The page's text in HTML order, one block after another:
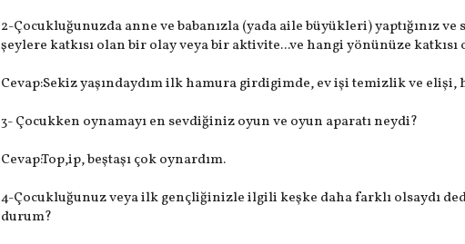
2-Çocukluğunuzda anne ve babanızla (yada aile büyükleri) yaptığınız ve
şeylere katkısı olan bir olay veya bir aktivite...ve hangi yönünüze katkısı
Cevap:Sekiz yaşındaydım ilk hamura girdigimde, ev işi temizlik ve elişi,
3- Çocukken oynamayı en sevdiğiniz oyun ve oyun aparatı neydi?
Cevap:Top,ip, beştaşı çok oynardım.
4-Çocukluğunuz veya ilk gençliğinizle ilgili keşke daha farklı olsaydı
durum?